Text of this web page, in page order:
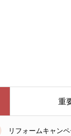
重
リフォームキャン